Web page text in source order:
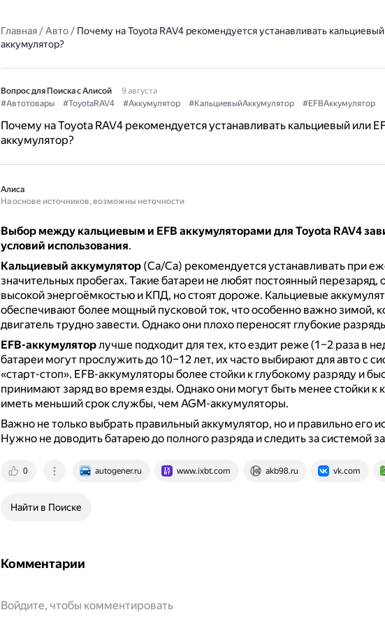
Главная/Авто/ Почему на Toyota RAV4 рекомендуется устанавливать кальциевый
аккумулятор?
Вопрос для Поиска с Алисой
9 августа
#Автотовары
#ToyotaRAV4 #Аккумулятор #КальциевыйАккумулятор #EFBАккумулятор
Почему на Toyota RAV4 рекомендуется устанавливать кальциевый или
аккумулятор?
Алиса
На основе источников, возможны неточности
Выбор между кальциевым и EFB аккумуляторами для Toyota RAV4
условий использования.
Кальциевый аккумулятор(Ca/Ca) рекомендуется устанавливать при
значительных пробегах. Такие батареи не любят постоянный перезаряд,
высокой энергоёмкостью и КПД, но стоят дороже. Кальциевые
обеспечивают более мощный пусковой ток, что особенно важно зимой,
двигатель трудно завести. Однако они плохо переносят глубокие
EFB-аккумуляторлучше подходит для тех, кто ездит реже (1–2 раза в
батареи могут прослужить до 10–12 лет, их часто выбирают для авто с
«старт-стоп». EFB-аккумуляторы более стойки к глубокому разряду и
принимают заряд во время езды. Однако они могут быть менее стойки к
иметь меньший срок службы, чем AGM-аккумуляторы.
Важно не только выбрать правильный аккумулятор, но и правильно его
Нужно не доводить батарею до полного разряда и следить за системой
0 autogener.ru www.ixbt.com akb98.ru vk.com
Найти в Поиске
Комментарии
Войдите, чтобы комментировать